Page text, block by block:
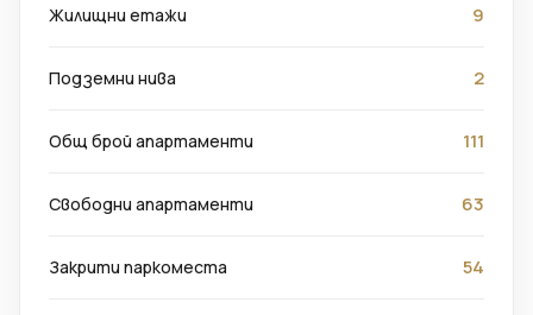
Жилищни етажи 9
Подземни нива 2
Общ брой апартаменти 111
Свободни апартаменти 63
Закрити паркоместа 54